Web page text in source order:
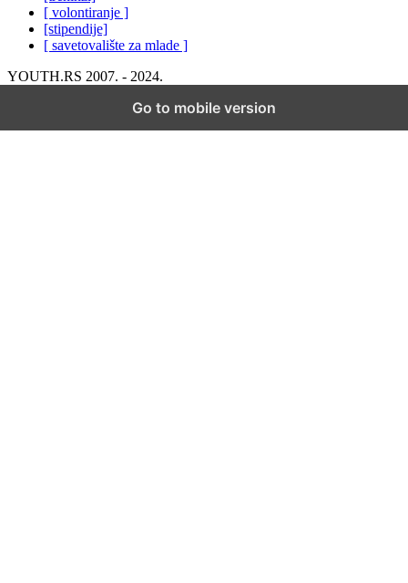
[ volontiranje ]
[stipendije]
[ savetovalište za mlade ]
YOUTH.RS 2007. - 2024.
Go to mobile version